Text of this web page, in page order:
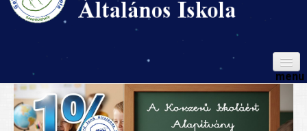
HÍREINK
ISKOLÁNK